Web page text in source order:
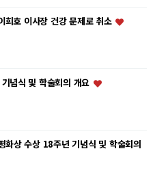
호 이사장 건강 문제로 취소
념식 및 학술회의 개요
화상 수상 18주년 기념식 및 학술회의